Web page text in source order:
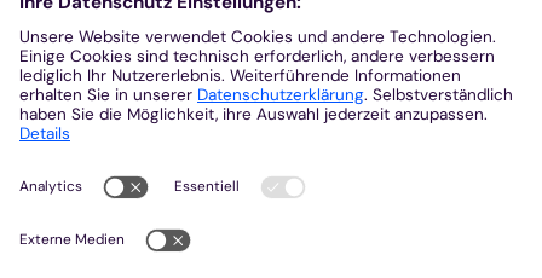
Wir möchten Ihnen ein optimales Webseiten-Erlebnis bieten.
Dazu verwenden wir Cookies, die für das Funktionieren unserer
Website notwendig sind. Mit Ihrer Zustimmung verwenden wir
auch Cookies und andere Technologien, die zur Anzeige
externer Inhalte (Videos über Youtube, Audios über
Soundcloud, Karten über MapTiler ...) oder zu anonymen
Statistikzwecken genutzt werden. Sie können selbst
beachten Sie, dass auf Basis Ihrer Einstellungen womöglich
Weitere Informationen und die Möglichkeit zum Widerruf Ihrer
Einwillung finden Sie in unserer